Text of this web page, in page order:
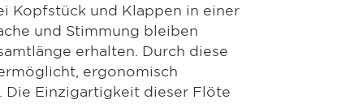
Kopfstück und Klappen in einer
und Stimmung bleiben
erhalten. Durch diese
ergonomisch
Die Einzigartigkeit dieser Flöte